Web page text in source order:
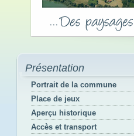
Présentation
Portrait de la commune
Place de jeux
Aperçu historique
Accès et transport